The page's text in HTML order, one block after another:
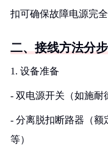
扣可确保故障电源完
二、接线方法分
1. 设备准备
- 双电源开关（如施耐
- 分离脱扣断路器（额
等）